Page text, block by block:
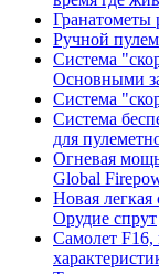
Гранатометы
Ручной
Система
Основными
Система
Система
для
Огневая
Global
Новая легкая
Орудие спрут
Самолет F16,